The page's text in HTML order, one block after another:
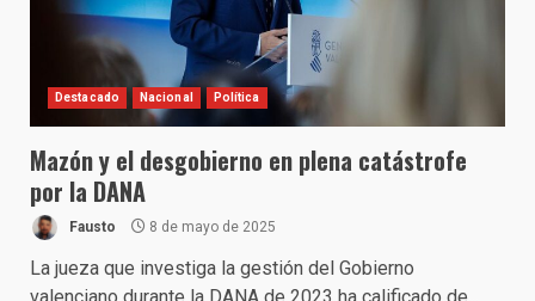
Destacado Nacional Política
Mazón y el desgobierno en plena catástrofe
por la DANA
Fausto 8 de mayo de 2025
La jueza que investiga la gestión del Gobierno